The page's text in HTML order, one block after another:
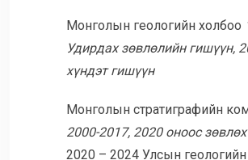
Монголын геологийн холбоо
Удирдах зөвлөлийн гишүүн,
хүндэт гишүүн
Монголын стратиграфийн
2000-2017, 2020 оноос
2020 – 2024 Улсын геологийн